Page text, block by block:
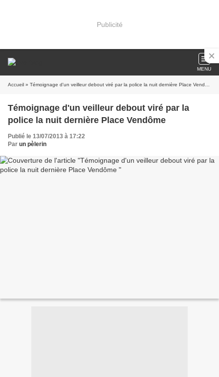
Publicité
MENU
Accueil » Témoignage d'un veilleur debout viré par la police la nuit dernière Place Vendôme
Témoignage d'un veilleur debout viré par la
police la nuit dernière Place Vendôme
Publié le 13/07/2013 à 17:22
Par un pèlerin